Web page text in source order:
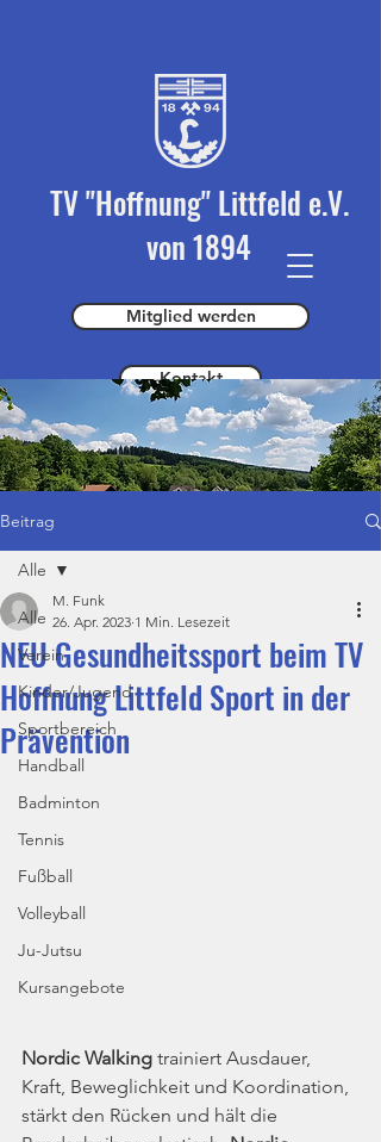
TV "Hoffnung" Littfeld e.V.
von 1894
Mitglied werden
Kontakt
Spender werden
Beitrag
Alle
Verein
Kinder/Jugend
Sportbereich
Handball
Badminton
Tennis
Fußball
Volleyball
Ju-Jutsu
Kursangebote
Alle
NEU Gesundheitssport beim TV
Hoffnung Littfeld Sport in der
Prävention
M. Funk
26. Apr. 2023 1 Min. Lesezeit
Nordic Walking trainiert Ausdauer,
Kraft, Beweglichkeit und Koordination,
stärkt den Rücken und hält die